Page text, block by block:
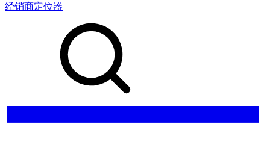
经销商定位器